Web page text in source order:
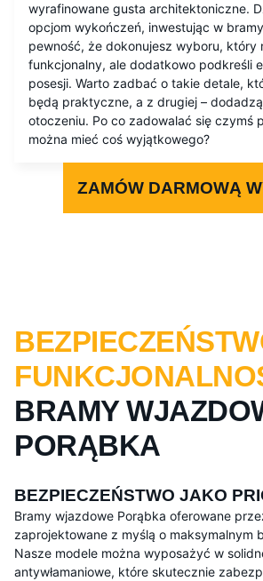
wyrafinowane gusta architektoniczne.
opcjom wykończeń, inwestując w
pewność, że dokonujesz wyboru, który
funkcjonalny, ale dodatkowo podkreśli
posesji. Warto zadbać o takie detale,
będą praktyczne, a z drugiej – dodadzą
otoczeniu. Po co zadowalać się czymś
można mieć coś wyjątkowego?
ZAMÓW DARMOWĄ
BRAMY
PORĄBKA
BEZPIECZEŃSTWO JAKO
Bramy wjazdowe Porąbka oferowane
zaprojektowane z myślą o maksymalnym
Nasze modele można wyposażyć w
antywłamaniowe, które skutecznie